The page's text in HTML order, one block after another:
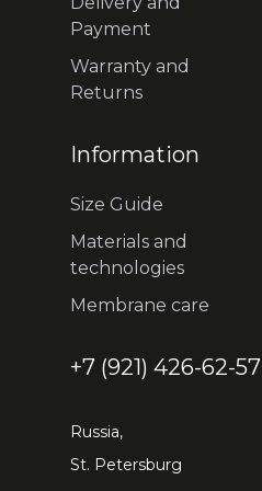
Payment
Warranty and
Returns
Information
Size Guide
Materials and
technologies
Membrane care
+7 (921) 426-62-57
Russia,
St. Petersburg